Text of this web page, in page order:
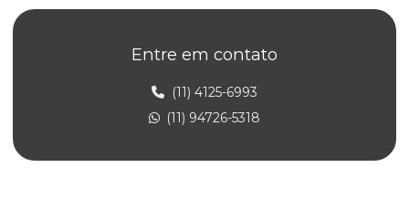
Empresa de pintura hospitalar
Empresa pintura industrial
Empresa de pintura para laboratórios
Empresa de pintura de piso industrial
Entre em contato
(11) 4125-6993
(11) 94726-5318